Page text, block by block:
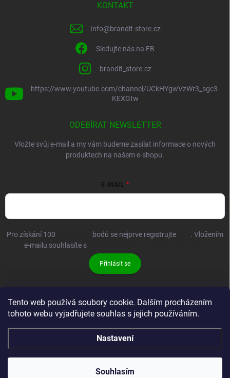
Tento web používá soubory cookie. Dalším procházením
tohoto webu vyjadřujete souhlas s jejich používáním.
Nastavení
Souhlasím
KONTAKT
Info@brandit-store.cz
Sledujte nás na FB
brandit_store.cz
https://www.youtube.com/channel/UCkHYgwVzWr3_sgc3-
KEXGtw
ODEBÍRAT NEWSLETTER
Vložte svůj e-mail a my vám budeme zasílat informace o nových
produktech na našem e-shopu.
E-MAIL
Pro získání 100 bodů se nejprve registrujte
. Vložením
e-mailu souhlasíte s
Přihlásit se
Brandit-store.cz . Všechna práva vyhrazena.